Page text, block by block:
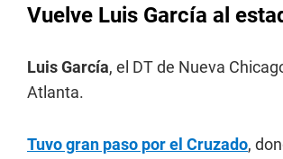
Vuelve Luis García al
Luis García, el DT de Nueva
Atlanta.
Tuvo gran paso por el Cruzado,